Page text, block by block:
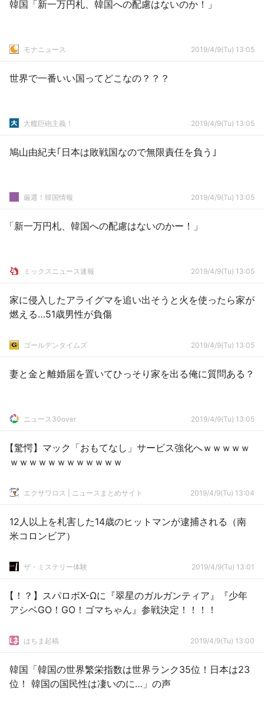
韓国「新一万円札、韓国への配慮はないのか！」
モナニュース 2019/4/9(Tu) 13:05
世界で一番いい国ってどこなの？？？
大艦巨砲主義！ 2019/4/9(Tu) 13:05
鳩山由紀夫｢日本は敗戦国なので無限責任を負う｣
厳選！韓国情報 2019/4/9(Tu) 13:05
「新一万円札、韓国への配慮はないのかー！」
ミックスニュース速報 2019/4/9(Tu) 13:05
家に侵入したアライグマを追い出そうと火を使ったら家が
燃える…51歳男性が負傷
ゴールデンタイムズ 2019/4/9(Tu) 13:05
妻と金と離婚届を置いてひっそり家を出る俺に質問ある？
ニュース30over 2019/4/9(Tu) 13:05
【驚愕】マック「おもてなし」サービス強化へｗｗｗｗｗ
ｗｗｗｗｗｗｗｗｗｗｗｗ
エクサワロス | ニュースまとめサイト 2019/4/9(Tu) 13:04
12人以上を札害した14歳のヒットマンが逮捕される（南
米コロンビア）
ザ・ミステリー体験 2019/4/9(Tu) 13:01
【！？】スパロボX-Ωに『翠星のガルガンティア』『少年
アシベGO！GO！ゴマちゃん』参戦決定！！！！
はちま起稿 2019/4/9(Tu) 13:00
韓国「韓国の世界繁栄指数は世界ランク35位！日本は23
位！ 韓国の国民性は凄いのに…」の声